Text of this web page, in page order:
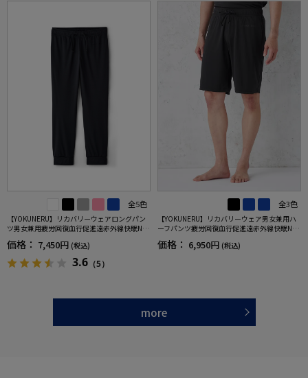
全5色
【YOKUNERU】リカバリーウェアロングパン
ツ男女兼用疲労回復血行促進遠赤外線快眠NA
NOMIX(R)【一般医療機器】SS～LLサイズ
価格： 7,450円 (税込)
3.6 （5）
全3色
【YOKUNERU】リカバリーウェア男女兼用ハ
ーフパンツ疲労回復血行促進遠赤外線快眠NA
NOMIX(R)【一般医療機器】SS～LLサイズ
価格： 6,950円 (税込)
more